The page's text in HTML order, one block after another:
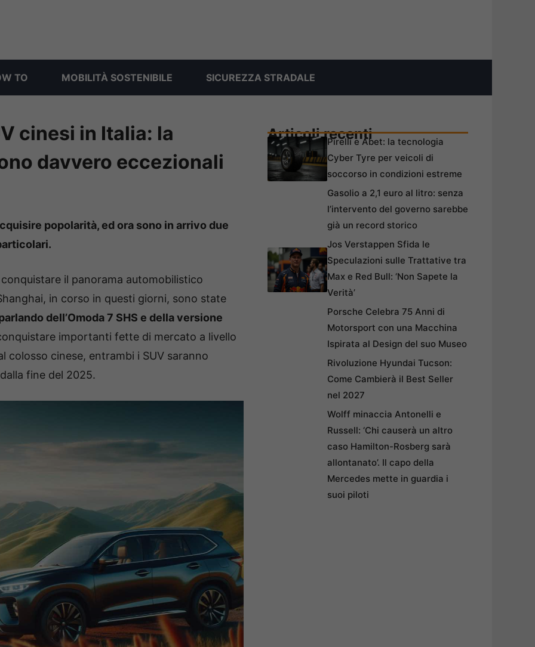
TO MOBILITÀ SOSTENIBILE SICUREZZA STRADALE
cinesi in Italia: la
davvero eccezionali
popolarità, ed ora sono in arrivo due
il panorama automobilistico
in corso in questi giorni, sono state
dell’Omoda 7 SHS e della versione
importanti fette di mercato a livello
colosso cinese, entrambi i SUV saranno
fine del 2025.
Articoli recentiPirelli e Abet: la tecnologia
Cyber Tyre per veicoli di
soccorso in condizioni estreme
Gasolio a 2,1 euro al litro: senza
l’intervento del governo sarebbe
già un record storico
Jos Verstappen Sfida le
Speculazioni sulle Trattative tra
Max e Red Bull: ‘Non Sapete la
Verità’
Porsche Celebra 75 Anni di
Motorsport con una Macchina
Ispirata al Design del suo Museo
Rivoluzione Hyundai Tucson:
Come Cambierà il Best Seller
nel 2027
Wolff minaccia Antonelli e
Russell: ‘Chi causerà un altro
caso Hamilton-Rosberg sarà
allontanato’. Il capo della
Mercedes mette in guardia i
suoi piloti